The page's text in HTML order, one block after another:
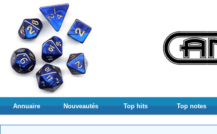
Annuaire Nouveautés Top hits Top notes